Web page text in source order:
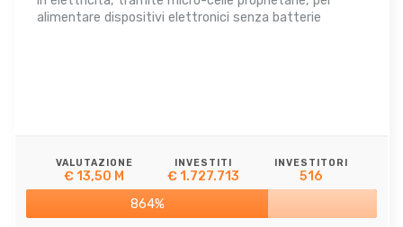
alimentare dispositivi elettronici senza batterie
VALUTAZIONE
€ 13,50 M
INVESTITI
€ 1.727.713
INVESTITORI
516
864%